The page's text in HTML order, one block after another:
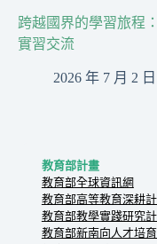
跨越國界的學習旅程
實習交流
2026 年 7 月 2 日
教育部計畫
教育部全球資訊網
教育部高等教育深耕
教育部教學實踐研究
教育部新南向人才培